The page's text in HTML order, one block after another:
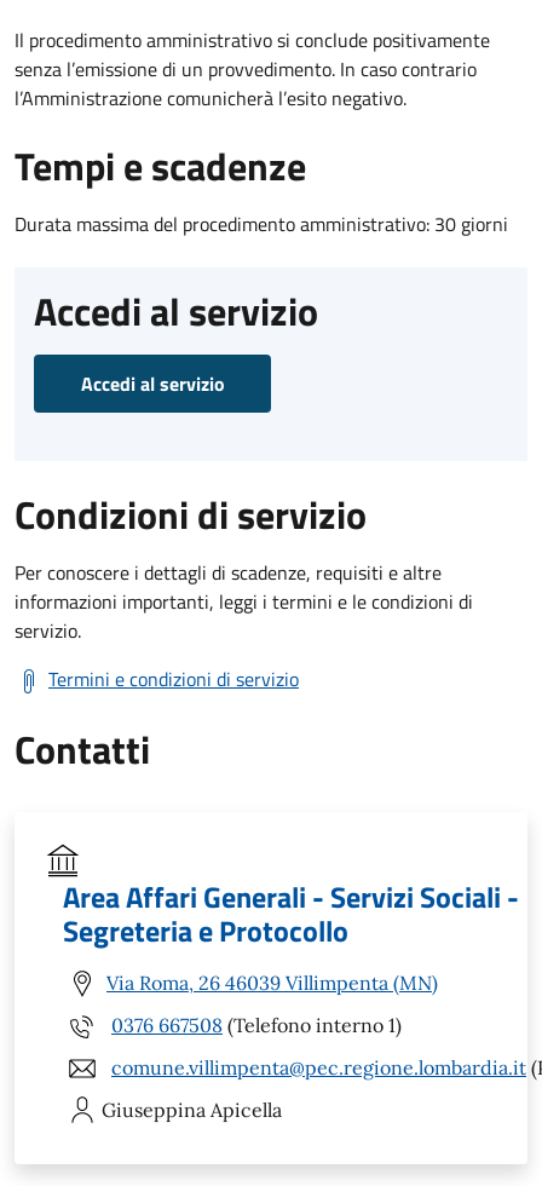
Il procedimento amministrativo si conclude positivamente
senza l’emissione di un provvedimento. In caso contrario
l’Amministrazione comunicherà l’esito negativo.
Tempi e scadenze
Durata massima del procedimento amministrativo: 30 giorni
Accedi al servizio
Accedi al servizio
Condizioni di servizio
Per conoscere i dettagli di scadenze, requisiti e altre
informazioni importanti, leggi i termini e le condizioni di
servizio.
Termini e condizioni di servizio
Contatti
Area Affari Generali - Servizi Sociali -
Segreteria e Protocollo
Via Roma, 26 46039 Villimpenta (MN)
0376 667508 (Telefono interno 1)
comune.villimpenta@pec.regione.lombardia.it
Giuseppina Apicella